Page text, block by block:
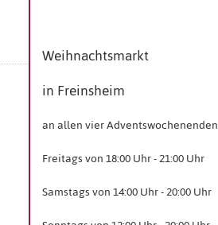
Weihnachtsmarkt
in Freinsheim
an allen vier Adventswochenenden
Freitags von 18:00 Uhr - 21:00 Uhr
Samstags von 14:00 Uhr - 20:00 Uhr